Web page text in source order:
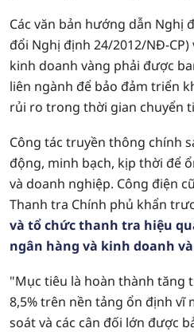
Các văn bản hướng dẫn Nghị
đổi Nghị định 24/2012/NĐ-
kinh doanh vàng phải được
liên ngành để bảo đảm triển
rủi ro trong thời gian chuyển
Công tác truyền thông chính
động, minh bạch, kịp thời để
và doanh nghiệp. Công điện
Thanh tra Chính phủ khẩn
và tổ chức thanh tra hiệu
ngân hàng và kinh doanh
"Mục tiêu là hoàn thành tăng
8,5% trên nền tảng ổn định vĩ
soát và các cân đối lớn được